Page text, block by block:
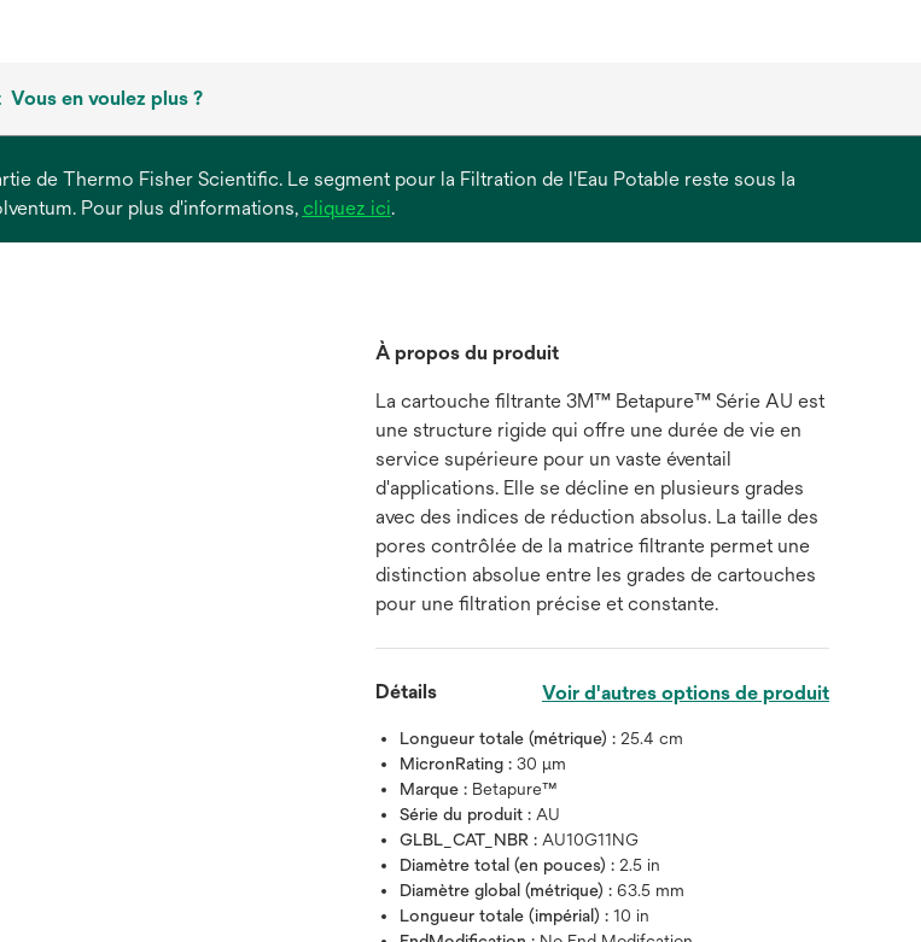
Vous en voulez plus ?
de Thermo Fisher Scientific. Le segment pour la Filtration de l'Eau Potable reste sous la
Pour plus d'informations, cliquez icis’ouvre
.
À propos du produit
La cartouche filtrante 3M™ Betapure™ Série AU est
une structure rigide qui offre une durée de vie en
service supérieure pour un vaste éventail
d'applications. Elle se décline en plusieurs grades
avec des indices de réduction absolus. La taille des
pores contrôlée de la matrice filtrante permet une
distinction absolue entre les grades de cartouches
pour une filtration précise et constante.
Détails Voir d'autres options de produit
Longueur totale (métrique) :25.4 cm
MicronRating :30 μm
Marque : Betapure™
Série du produit : AU
GLBL_CAT_NBR : AU10G11NG
Diamètre total (en pouces) :2.5 in
Diamètre global (métrique) :63.5 mm
Longueur totale (impérial) :10 in